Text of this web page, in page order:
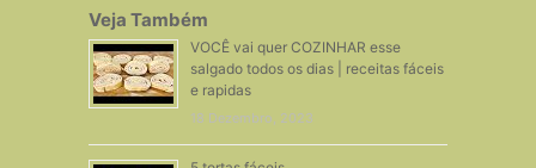
Veja Também
VOCÊ vai quer COZINHAR esse
salgado todos os dias | receitas fáceis
e rapidas
18 Dezembro, 2023